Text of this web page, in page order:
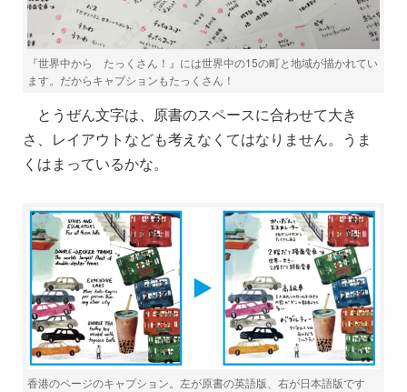
『世界中から たっくさん！』には世界中の15の町と地域が描かれてい
ます。だからキャプションもたっくさん！
とうぜん文字は、原書のスペースに合わせて大き
さ、レイアウトなども考えなくてはなりません。うま
くはまっているかな。
香港のページのキャプション。左が原書の英語版、右が日本語版です